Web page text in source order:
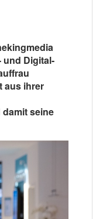
und Digital-
aus ihrer
seine